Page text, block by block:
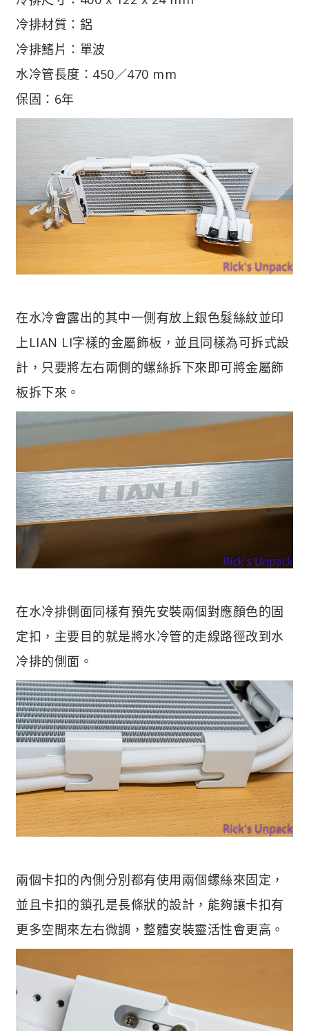
冷排材質：鋁
冷排鰭片：單波
水冷管長度：450／470 mm
保固：6年
在水冷會露出的其中一側有放上銀色髮絲紋並印
上LIAN LI字樣的金屬飾板，並且同樣為可拆式設
計，只要將左右兩側的螺絲拆下來即可將金屬飾
板拆下來。
在水冷排側面同樣有預先安裝兩個對應顏色的固
定扣，主要目的就是將水冷管的走線路徑改到水
冷排的側面。
兩個卡扣的內側分別都有使用兩個螺絲來固定，
並且卡扣的鎖孔是長條狀的設計，能夠讓卡扣有
更多空間來左右微調，整體安裝靈活性會更高。